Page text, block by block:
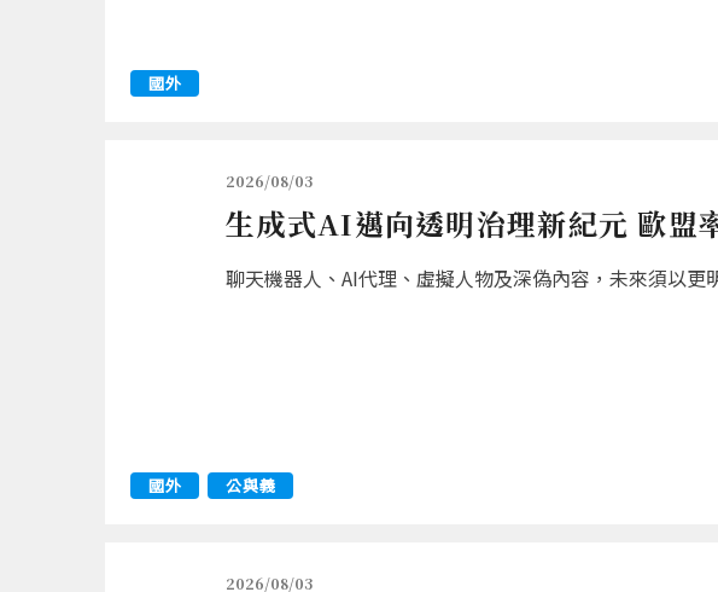
國外
2026/08/03
生成式AI邁向透明治理新紀元 歐盟
聊天機器人、AI代理、虛擬人物及深偽內容，未來須以
國外 公與義
2026/08/03